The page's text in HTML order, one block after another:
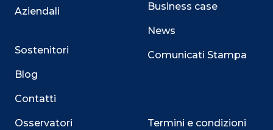
Aziendali
Sostenitori
Blog
Contatti
Osservatori
Business case
News
Comunicati Stampa
Termini e condizioni